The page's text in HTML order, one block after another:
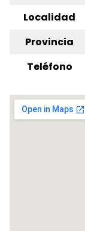
Localidad
Provincia
Teléfono